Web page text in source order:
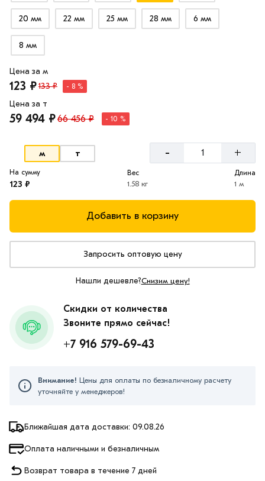
20 мм 22 мм 25 мм 28 мм 6 мм
8 мм
Ближайшая дата доставки: 09.08.26
Оплата наличными и безналичным
Возврат товара в течение 7 дней
Цена за м
123 ₽133 ₽ - 8 %
Цена за т
59 494 ₽66 456 ₽ - 10 %
м т - +
На сумму
123 ₽
Вес
1.58 кг
Длина
1 м
Добавить в корзину
Запросить оптовую цену
Нашли дешевле?Снизим цену!
Скидки от количества
Звоните прямо сейчас!
+7 916 579-69-43
Внимание! Цены для оплаты по безналичному расчету
уточняйте у менеджеров!